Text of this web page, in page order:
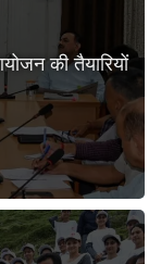
की तैयारियों